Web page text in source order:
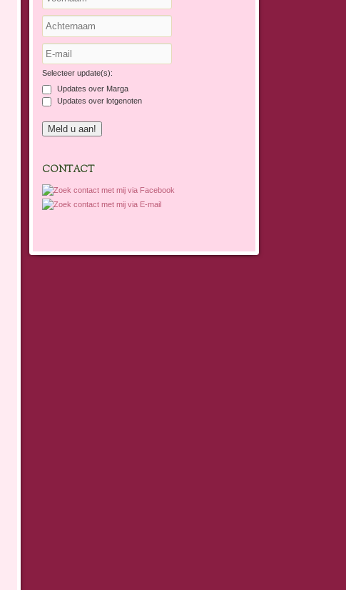
Selecteer update(s):
Updates over Marga
Updates over lotgenoten
CONTACT